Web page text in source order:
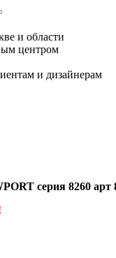
и области
центром
и дизайнерам
серия 8260 арт